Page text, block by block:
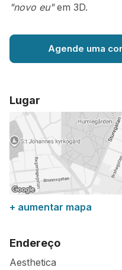
"novo eu"em 3D.
Agende uma
Lugar
+ aumentar mapa
Endereço
Aesthetica